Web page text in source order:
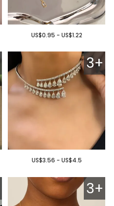
US$0.95 - US$1.22
3+
US$3.56 - US$4.5
3+